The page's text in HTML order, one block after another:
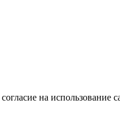
на использование